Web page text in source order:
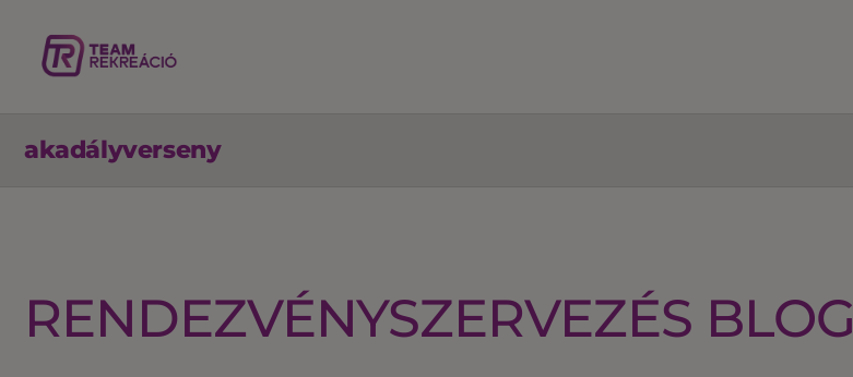
akadályverseny
RENDEZVÉNYSZERVEZÉS BLOG